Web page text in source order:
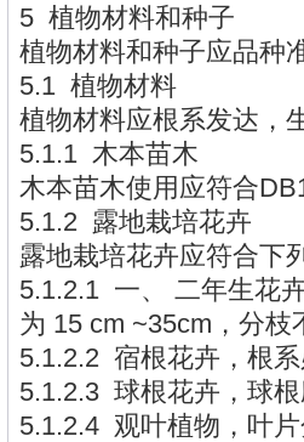
5 植物材料和种子
植物材料和种子应品种
5.1 植物材料
植物材料应根系发达，
5.1.1 木本苗木
木本苗木使用应符合
5.1.2 露地栽培花卉
露地栽培花卉应符合下
5.1.2.1 一、 二年生花
为 15 cm ~35cm，分
5.1.2.2 宿根花卉，根
5.1.2.3 球根花卉，球
5.1.2.4 观叶植物，叶